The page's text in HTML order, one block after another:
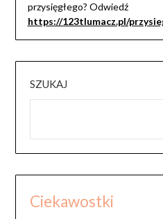
przysięgłego? Odwiedź
https://123tlumacz.pl/
SZUKAJ
Ciekawostki